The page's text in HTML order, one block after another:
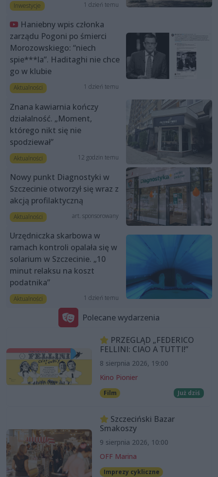
Inwestycje 1 dzień temu
Haniebny wpis członka
zarządu Pogoni po śmierci
Morozowskiego: “niech
spie***la”. Haditaghi nie chce
go w klubie
Aktualności 1 dzień temu
Znana kawiarnia kończy
działalność. „Moment,
którego nikt się nie
spodziewał”
Aktualności 12 godzin temu
Nowy punkt Diagnostyki w
Szczecinie otworzył się wraz z
akcją profilaktyczną
Aktualności art. sponsorowany
Urzędniczka skarbowa w
ramach kontroli opalała się w
solarium w Szczecinie. „10
minut relaksu na koszt
podatnika”
Aktualności 1 dzień temu
Polecane wydarzenia
PRZEGLĄD „FEDERICO
FELLINI: CIAO A TUTTI!”
8 sierpnia 2026, 19:00
Kino Pionier
Film Już dziś
Szczeciński Bazar
Smakoszy
9 sierpnia 2026, 10:00
OFF Marina
Imprezy cykliczne